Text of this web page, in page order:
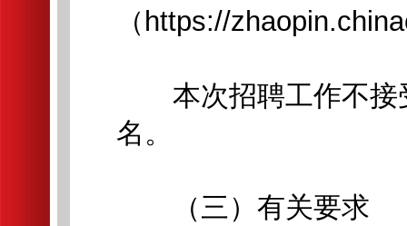
（https://
本次招聘工作不接
名。
（三）有关要求